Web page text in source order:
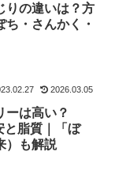
りの違いは？方
・さんかく・
2026.03.05
ーは高い？
と脂質｜「ぼ
）も解説